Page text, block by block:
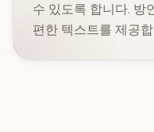
수 있도록 합니다. 방
편한 텍스트를 제공